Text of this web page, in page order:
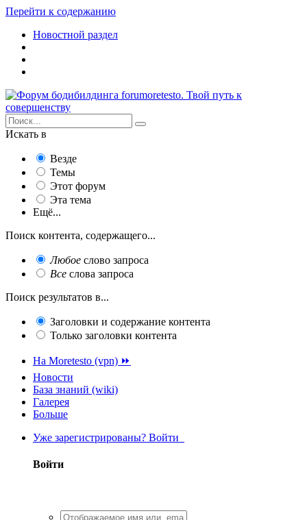
Перейти к содержанию
Новостной раздел
Искать в
Везде
Темы
Этот форум
Эта тема
Ещё...
Поиск контента, содержащего...
Любое слово запроса
Все слова запроса
Поиск результатов в...
Заголовки и содержание контента
Только заголовки контента
На Moretesto (vpn) ⏩
Новости
База знаний (wiki)
Галерея
Больше
Уже зарегистрированы? Войти
Войти